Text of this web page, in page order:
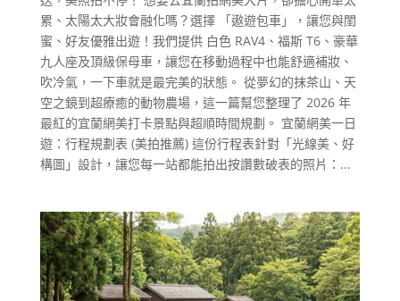
累、太陽太大妝會融化嗎？選擇 「遨遊包車」，讓您與閨
蜜、好友優雅出遊！我們提供 白色 RAV4、福斯 T6、豪華
九人座及頂級保母車，讓您在移動過程中也能舒適補妝、
吹冷氣，一下車就是最完美的狀態。 從夢幻的抹茶山、天
空之鏡到超療癒的動物農場，這一篇幫您整理了 2026 年
最紅的宜蘭網美打卡景點與超順時間規劃。 宜蘭網美一日
遊：行程規劃表 (美拍推薦) 這份行程表針對「光線美、好
構圖」設計，讓您每一站都能拍出按讚數破表的照片：...